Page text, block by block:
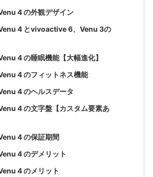
4 の外観デザイン
4 とvivoactive 6、Venu 3の
4 の睡眠機能【大幅進化】
4 のフィットネス機能
4 のヘルスデータ
4 の文字盤【カスタム要素あ
4 の保証期間
4 のデメリット
4 のメリット